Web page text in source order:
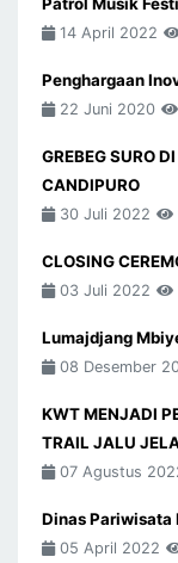
14 April 2022
Penghargaan
22 Juni 2020
GREBEG SURO
CANDIPURO
30 Juli 2022
CLOSING
03 Juli 2022
Lumajdjang
08 Desember
KWT MENJADI
TRAIL JALU
07 Agustus
Dinas Pariwisata
05 April 2022